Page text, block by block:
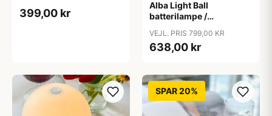
399,00 kr
Alba Light Ball
batterilampe /
VEJL. PRIS 799,00 KR
638,00 kr
SPAR 20%